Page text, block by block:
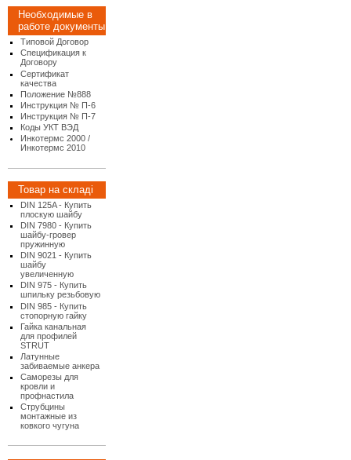
Необходимые в
работе документы
Типовой Договор
Спецификация к
Договору
Сертификат
качества
Положение №888
Инструкция № П-6
Инструкция № П-7
Коды УКТ ВЭД
Инкотермс 2000 /
Инкотермс 2010
Товар на складі
DIN 125A - Купить
плоскую шайбу
DIN 7980 - Купить
шайбу-гровер
пружинную
DIN 9021 - Купить
шайбу
увеличенную
DIN 975 - Купить
шпильку резьбовую
DIN 985 - Купить
стопорную гайку
Гайка канальная
для профилей
STRUT
Латунные
забиваемые анкера
Саморезы для
кровли и
профнастила
Струбцины
монтажные из
ковкого чугуна